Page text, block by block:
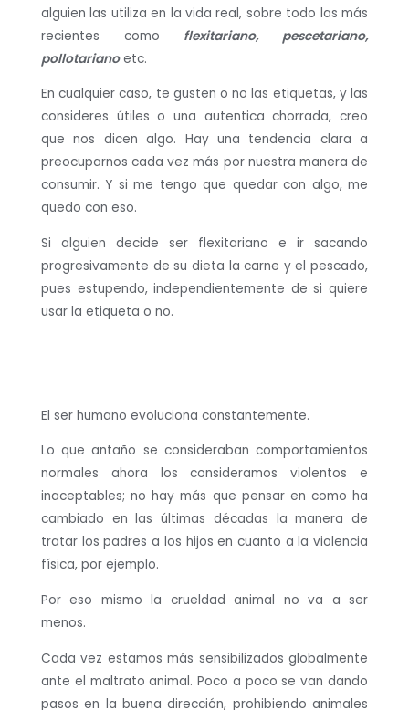
alguien las utiliza en la vida real, sobre todo las más
recientes como flexitariano, pescetariano,
pollotariano etc.
En cualquier caso, te gusten o no las etiquetas, y las
consideres útiles o una autentica chorrada, creo
que nos dicen algo. Hay una tendencia clara a
preocuparnos cada vez más por nuestra manera de
consumir. Y si me tengo que quedar con algo, me
quedo con eso.
Si alguien decide ser flexitariano e ir sacando
progresivamente de su dieta la carne y el pescado,
pues estupendo, independientemente de si quiere
usar la etiqueta o no.
El ser humano evoluciona constantemente.
Lo que antaño se consideraban comportamientos
normales ahora los consideramos violentos e
inaceptables; no hay más que pensar en como ha
cambiado en las últimas décadas la manera de
tratar los padres a los hijos en cuanto a la violencia
física, por ejemplo.
Por eso mismo la crueldad animal no va a ser
menos.
Cada vez estamos más sensibilizados globalmente
ante el maltrato animal. Poco a poco se van dando
pasos en la buena dirección, prohibiendo animales